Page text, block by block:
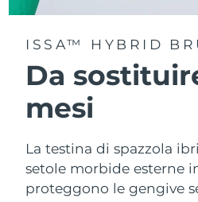
ISSA™ HYBRID
Da
mesi
La testina di spazzola
setole morbide esterne
proteggono le gengive